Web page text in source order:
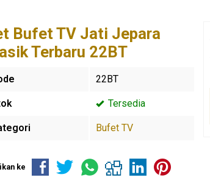
Bufet TV Jati Jepara
Terbaru 22BT
22BT
Tersedia
Bufet TV
ke